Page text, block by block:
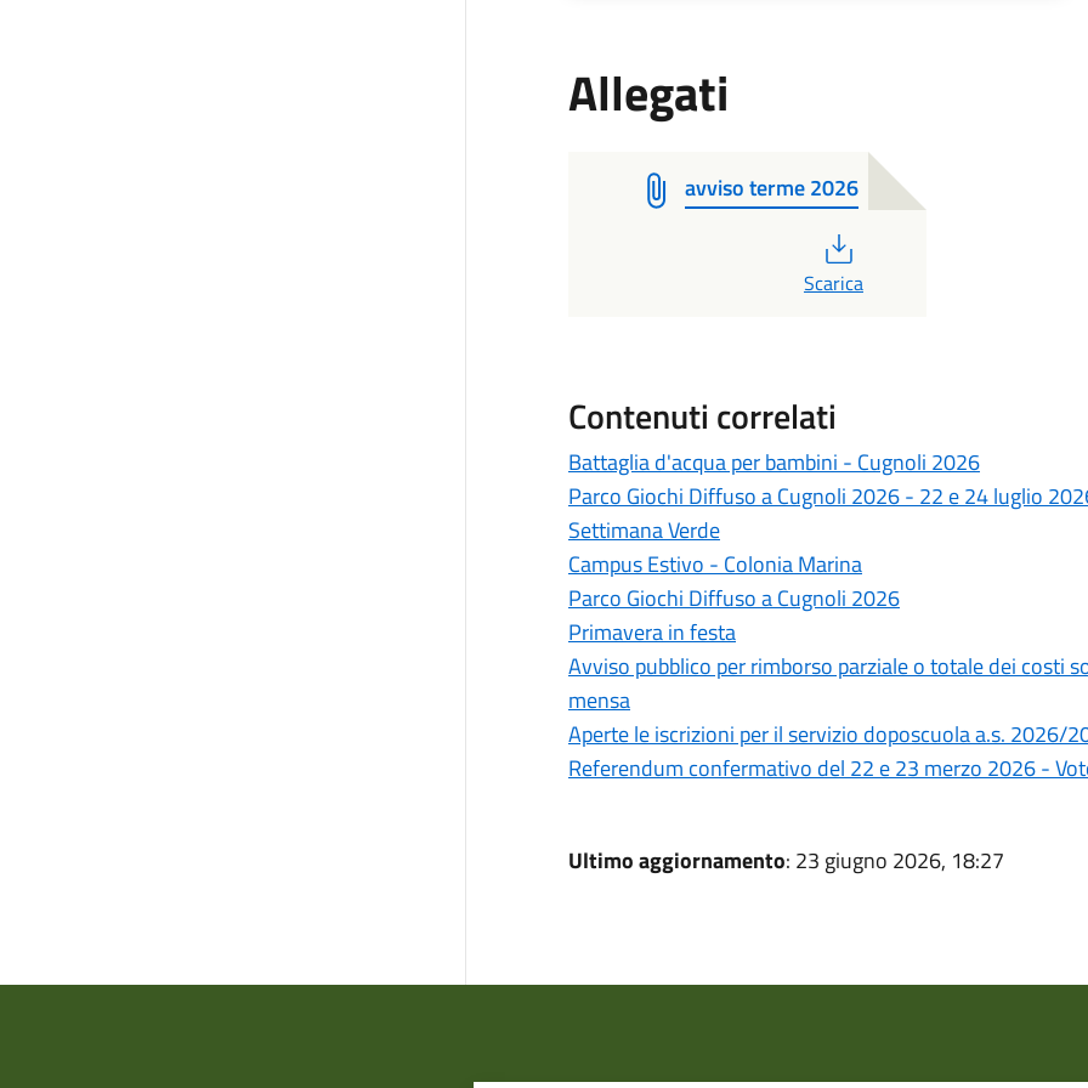
Allegati
avviso terme 2026
Scarica
Contenuti correlati
Battaglia d'acqua per bambini - Cugnoli 2026
Parco Giochi Diffuso a Cugnoli 2026 - 22 e 24 luglio
Settimana Verde
Campus Estivo - Colonia Marina
Parco Giochi Diffuso a Cugnoli 2026
Primavera in festa
Avviso pubblico per rimborso parziale o totale dei costi
mensa
Aperte le iscrizioni per il servizio doposcuola a.s. 2026/
Referendum confermativo del 22 e 23 merzo 2026 -
Ultimo aggiornamento: 23 giugno 2026, 18:27